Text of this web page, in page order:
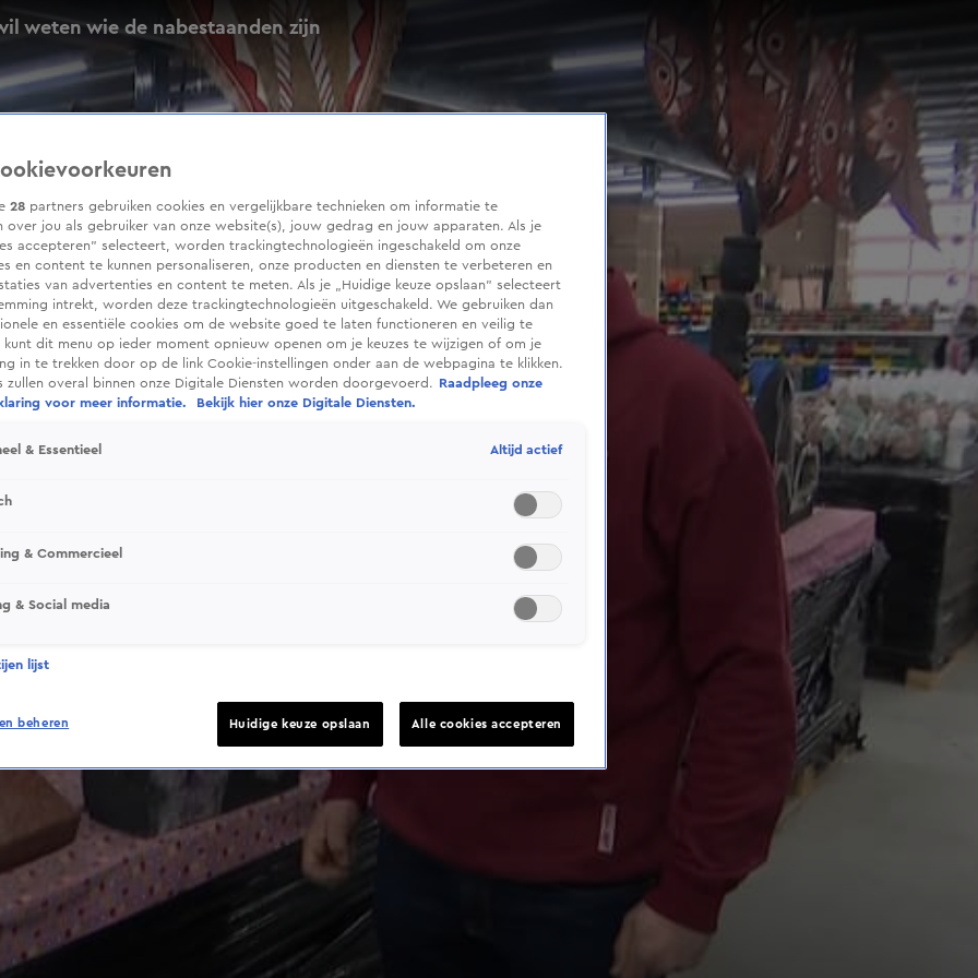
weten wie de nabestaanden zijn
28 partners gebruiken cookies en vergelijkbare technieken om informatie te
over jou als gebruiker van onze website(s), jouw gedrag en jouw apparaten. Als je
accepteren” selecteert, worden trackingtechnologieën ingeschakeld om onze
en content te kunnen personaliseren, onze producten en diensten te verbeteren en
van advertenties en content te meten. Als je „Huidige keuze opslaan” selecteert
intrekt, worden deze trackingtechnologieën uitgeschakeld. We gebruiken dan
en essentiële cookies om de website goed te laten functioneren en veilig te
kunt dit menu op ieder moment opnieuw openen om je keuzes te wijzigen of om je
in te trekken door op de link Cookie-instellingen onder aan de webpagina te klikken.
zullen overal binnen onze Digitale Diensten worden doorgevoerd.
Raadpleeg onze
voor meer informatie.
Bekijk hier onze Digitale Diensten.
& Essentieel Altijd actief
& Commercieel
& Social media
lijst
beheren Huidige keuze opslaan Alle cookies accepteren